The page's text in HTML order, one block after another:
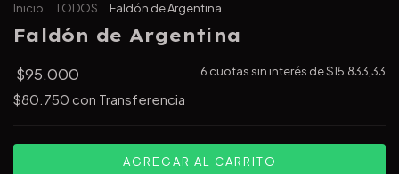
Inicio TODOS Faldón de Argentina
Faldón de Argentina
$95.000 6 cuotas sin interés de$15.833,33
$80.750 con Transferencia